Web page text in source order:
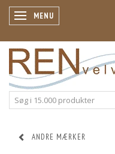
SKIFTE NAVIGATION
MENU
ANDRE MÆRKER